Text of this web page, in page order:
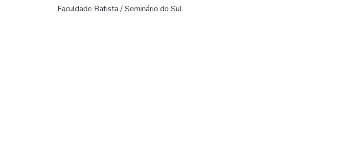
Faculdade Batista / Seminário do Sul